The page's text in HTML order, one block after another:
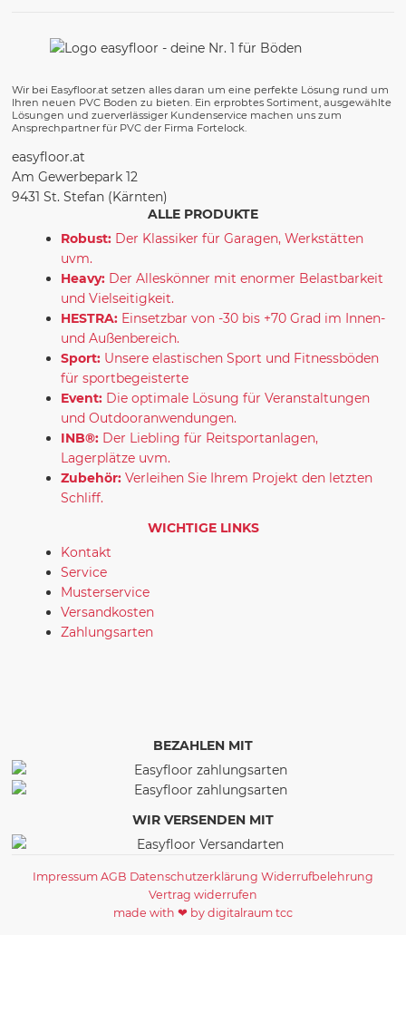
Wir bei Easyfloor.at setzen alles daran um eine perfekte Lösung rund um
Ihren neuen PVC Boden zu bieten. Ein erprobtes Sortiment, ausgewählte
Lösungen und zuerverlässiger Kundenservice machen uns zum
Ansprechpartner für PVC der Firma Fortelock.
easyfloor.at
Am Gewerbepark 12
9431 St. Stefan (Kärnten)
ALLE PRODUKTE
Robust: Der Klassiker für Garagen, Werkstätten
uvm.
Heavy: Der Alleskönner mit enormer Belastbarkeit
und Vielseitigkeit.
HESTRA: Einsetzbar von -30 bis +70 Grad im Innen-
und Außenbereich.
Sport: Unsere elastischen Sport und Fitnessböden
für sportbegeisterte
Event: Die optimale Lösung für Veranstaltungen
und Outdooranwendungen.
INB®: Der Liebling für Reitsportanlagen,
Lagerplätze uvm.
Zubehör: Verleihen Sie Ihrem Projekt den letzten
Schliff.
WICHTIGE LINKS
Kontakt
Service
Musterservice
Versandkosten
Zahlungsarten
BEZAHLEN MIT
WIR VERSENDEN MIT
Impressum AGB Datenschutzerklärung Widerrufbelehrung
Vertrag widerrufen
made with ❤ by digitalraum tcc